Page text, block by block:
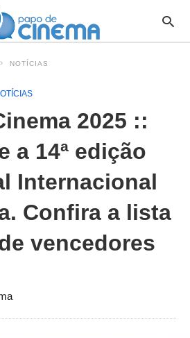
NOTÍCIAS
2025 ::
a 14ª edição
Internacional
Confira a lista
vencedores